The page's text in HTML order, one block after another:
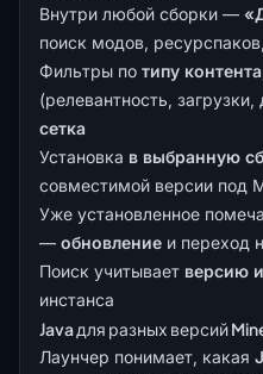
Внутри любой сборки —
поиск модов,
Фильтры по типу контента
(релевантность,
сетка
Установка в выбранную
совместимой версии под
Уже установленное
— обновление и переход
Поиск учитывает версию
инстанса
Java для разных версий
Лаунчер понимает, какая